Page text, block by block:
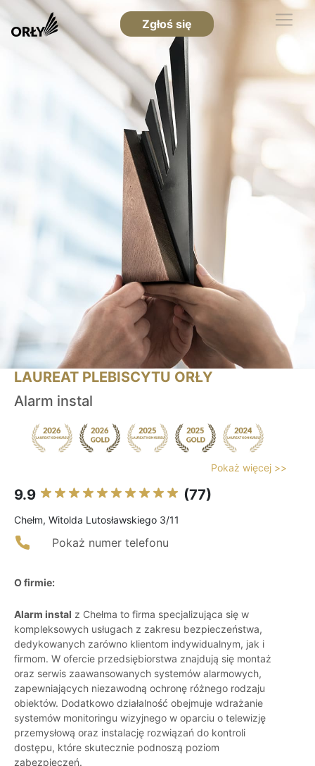
Zgłoś się
LAUREAT PLEBISCYTU ORŁY
Alarm instal
Pokaż więcej >>
9.9 (77)
Chełm, Witolda Lutosławskiego 3/11
Pokaż numer telefonu
O firmie:
Alarm instal z Chełma to firma specjalizująca się w
kompleksowych usługach z zakresu bezpieczeństwa,
dedykowanych zarówno klientom indywidualnym, jak i
firmom. W ofercie przedsiębiorstwa znajdują się montaż
oraz serwis zaawansowanych systemów alarmowych,
zapewniających niezawodną ochronę różnego rodzaju
obiektów. Dodatkowo działalność obejmuje wdrażanie
systemów monitoringu wizyjnego w oparciu o telewizję
przemysłową oraz instalację rozwiązań do kontroli
dostępu, które skutecznie podnoszą poziom
zabezpieczeń.